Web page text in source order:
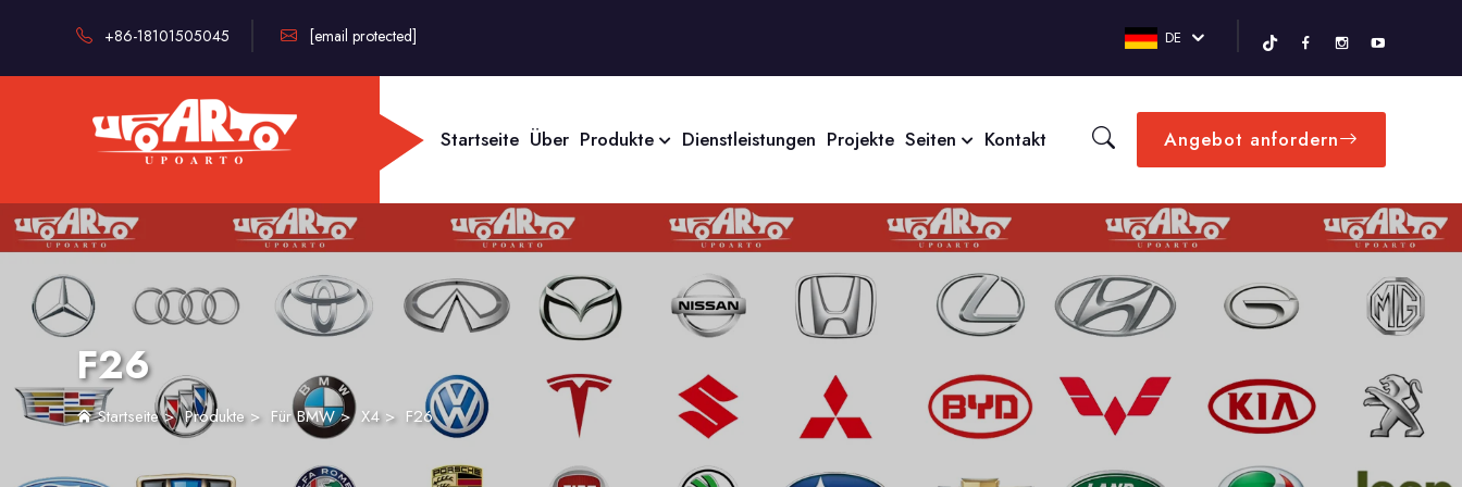
+86-18101505045 [email protected] DE
Startseite Über Produkte Dienstleistungen Projekte Seiten Kontakt Angebot anfordern
F26
Startseite>Produkte> Für BMW>X4> F26